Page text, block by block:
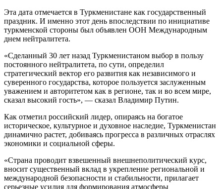
Эта дата отмечается в Туркменистане как государственный
праздник. И именно этот день впоследствии по инициативе
туркменской стороны был объявлен ООН Международным
днем нейтралитета.
«Сделанный 30 лет назад Туркменистаном выбор в пользу
постоянного нейтралитета, по сути, определил
стратегический вектор его развития как независимого и
суверенного государства, которое пользуется заслуженным
уважением и авторитетом как в регионе, так и во всем мире,
сказал высокий гость», — сказал Владимир Путин.
Как отметил российский лидер, опираясь на богатое
историческое, культурное и духовное наследие, Туркменистан
динамично растет, добиваясь прогресса в различных отраслях
экономики и социальной сферы.
«Страна проводит взвешенный внешнеполитический курс,
вносит существенный вклад в укрепление регио­нальной и
международной безопасности и стабильности, прилагает
серьезные усилия для формирования атмосферы